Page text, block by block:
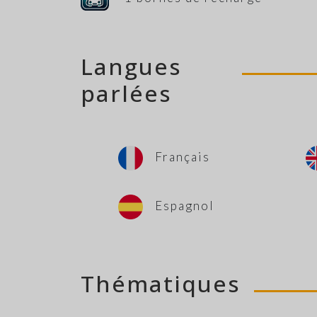
Langues
parlées
Français
Espagnol
Thématiques